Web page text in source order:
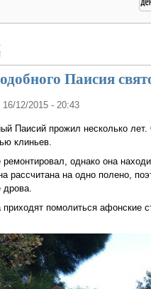
Паисия
16/12/2015 - 20:43
Паисий прожил несколько
клиньев.
ремонтировал, однако она
рассчитана на одно полено,
приходят помолиться